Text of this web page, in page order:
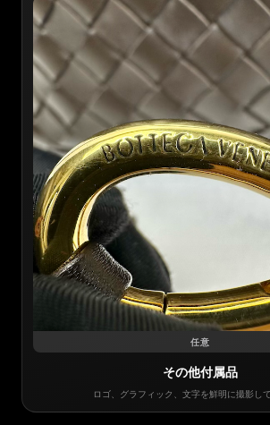
任意
その他付属品
ロゴ、グラフィック、文字を鮮明に撮影して